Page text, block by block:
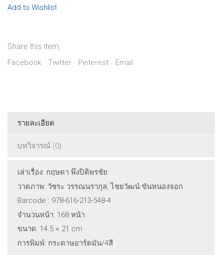
"พราน
50-
quantity
Add to Wishlist
Share this item:
Facebook Twitter Pinterest Email
รายละเอียด
บทวิจารณ์ (0)
เล่าเรื่อง: กฤษดา พึงปิติพรชัย
วาดภาพ: วัชระ วรรณนรากุล, ไชยวัฒน์ ขันหนองจอก
Barcode : 978-616-213-548-4
จำนวนหน้า: 168 หน้า
ขนาด: 14.5 × 21 cm
การพิมพ์: กระดาษอาร์ตมัน/4สี